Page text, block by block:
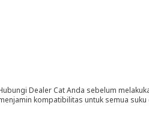
Dealer Cat Anda sebelum
kompatibilitas untuk semua suku